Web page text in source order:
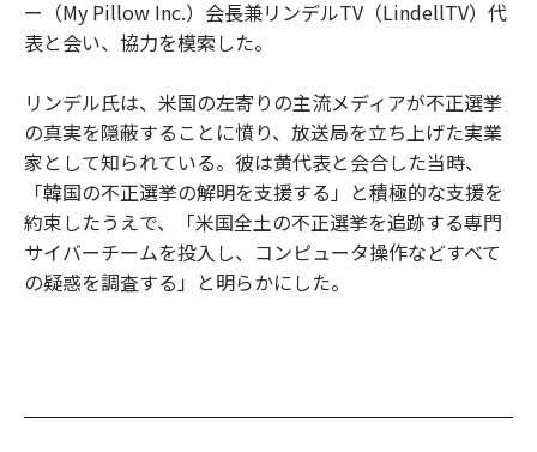
ー（My Pillow Inc.）会長兼リンデルTV（LindellTV）代
表と会い、協力を模索した。
リンデル氏は、米国の左寄りの主流メディアが不正選挙
の真実を隠蔽することに憤り、放送局を立ち上げた実業
家として知られている。彼は黄代表と会合した当時、
「韓国の不正選挙の解明を支援する」と積極的な支援を
約束したうえで、「米国全土の不正選挙を追跡する専門
サイバーチームを投入し、コンピュータ操作などすべて
の疑惑を調査する」と明らかにした。